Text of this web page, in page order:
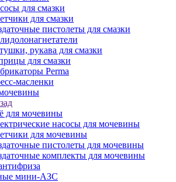
для смазки
для смазки
пистолеты для смазки
рукава для смазки
для смазки
Perma
масленки
для мочевины
насосы для мочевины
для мочевины
пистолеты для мочевины
комплекты для мочевины
мини-АЗС